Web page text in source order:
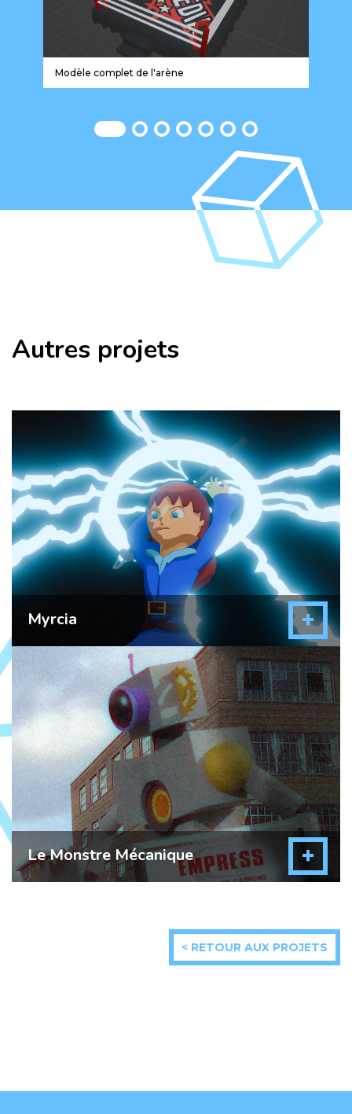
Modèle complet de l'arène
Autres projets
Myrcia +
Le Monstre Mécanique +
< RETOUR AUX PROJETS